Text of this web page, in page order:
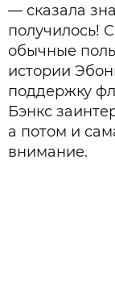
— сказала
получилось!
обычные
истории
поддержку
Бэнкс
а потом и
внимание.